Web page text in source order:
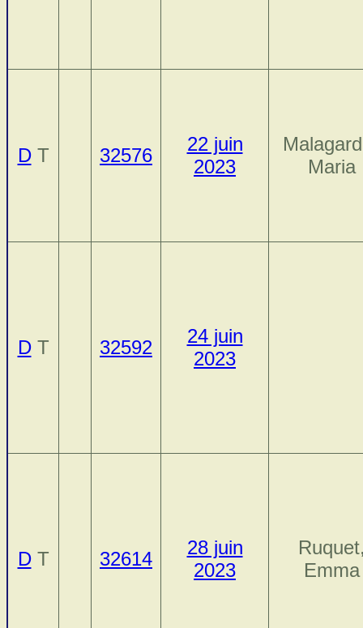
DT 32576
22 juin
2023
Maria
DT 32592
24 juin
2023
DT 32614
28 juin
2023
Emma